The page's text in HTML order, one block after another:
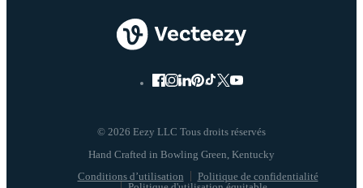
© 2026 Eezy LLC Tous droits réservés
Conditions d’utilisation
Politique de confidentialité